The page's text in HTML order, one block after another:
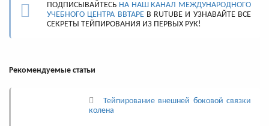
ПОДПИСЫВАЙТЕСЬ НА НАШ КАНАЛ МЕЖДУНАРОДНОГО
УЧЕБНОГО ЦЕНТРА BBTAPEВ RUTUBE И УЗНАВАЙТЕ ВСЕ
СЕКРЕТЫ ТЕЙПИРОВАНИЯ ИЗ ПЕРВЫХ РУК!
Рекомендуемые статьи
Тейпирование внешней боковой связки
колена